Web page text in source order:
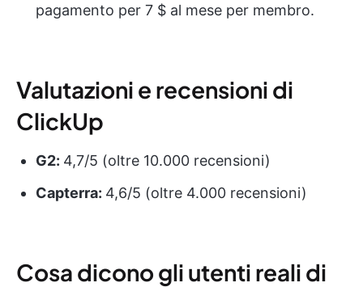
pagamento per 7 $ al mese per membro.
Valutazioni e recensioni di
ClickUp
G2: 4,7/5 (oltre 10.000 recensioni)
Capterra: 4,6/5 (oltre 4.000 recensioni)
Cosa dicono gli utenti reali di